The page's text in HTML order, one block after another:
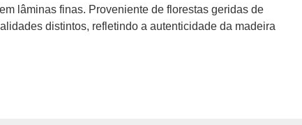
lâminas finas. Proveniente de florestas geridas de
distintos, refletindo a autenticidade da madeira